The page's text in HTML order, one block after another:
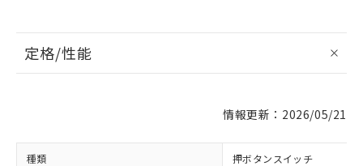
定格/性能
情報更新：2026/05/21
種類 押ボタンスイッチ